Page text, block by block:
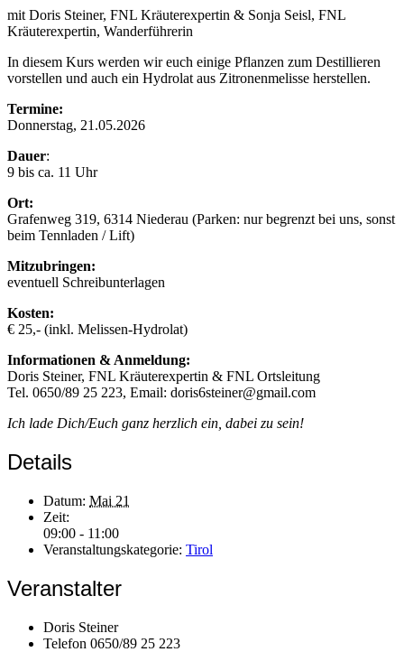
mit Doris Steiner, FNL Kräuterexpertin & Sonja Seisl, FNL
Kräuterexpertin, Wanderführerin
In diesem Kurs werden wir euch einige Pflanzen zum Destillieren
vorstellen und auch ein Hydrolat aus Zitronenmelisse herstellen.
Termine:
Donnerstag, 21.05.2026
Dauer:
9 bis ca. 11 Uhr
Ort:
Grafenweg 319, 6314 Niederau (Parken: nur begrenzt bei uns, sonst
beim Tennladen / Lift)
Mitzubringen:
eventuell Schreibunterlagen
Kosten:
€ 25,- (inkl. Melissen-Hydrolat)
Informationen & Anmeldung:
Doris Steiner, FNL Kräuterexpertin & FNL Ortsleitung
Tel. 0650/89 25 223, Email: doris6steiner@gmail.com
Ich lade Dich/Euch ganz herzlich ein, dabei zu sein!
Details
Datum: Mai 21
Zeit:
09:00 - 11:00
Veranstaltungskategorie: Tirol
Veranstalter
Doris Steiner
Telefon 0650/89 25 223